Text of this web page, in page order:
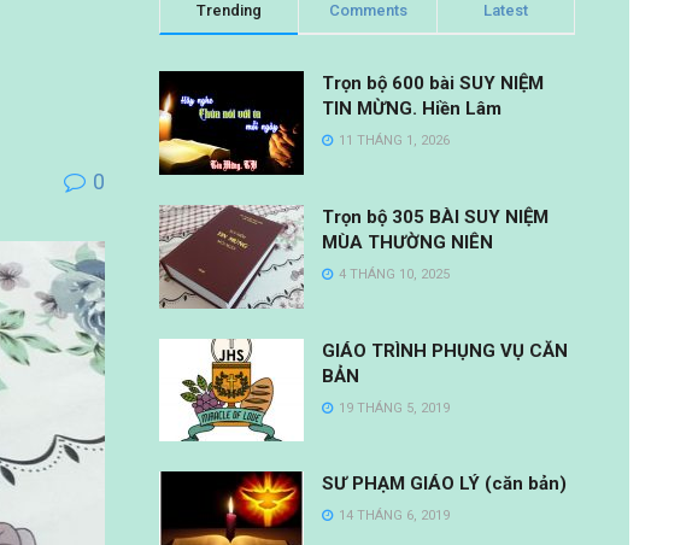
0
Trending Comments Latest
Trọn bộ 600 bài SUY NIỆM
TIN MỪNG. Hiền Lâm
11 THÁNG 1, 2026
Trọn bộ 305 BÀI SUY NIỆM
MÙA THƯỜNG NIÊN
4 THÁNG 10, 2025
GIÁO TRÌNH PHỤNG VỤ CĂN
BẢN
19 THÁNG 5, 2019
SƯ PHẠM GIÁO LÝ (căn bản)
14 THÁNG 6, 2019